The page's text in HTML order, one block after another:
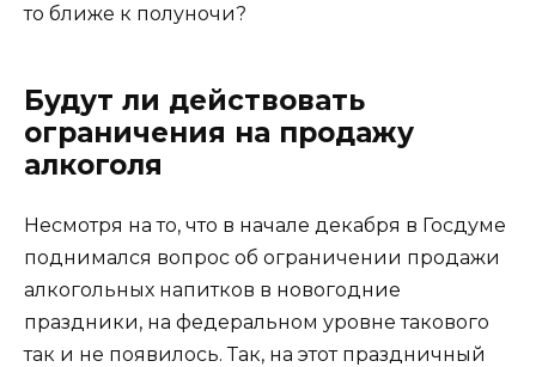
то ближе к полуночи?
Будут ли действовать
ограничения на продажу
алкоголя
Несмотря на то, что в начале декабря в Госдуме
поднимался вопрос об ограничении продажи
алкогольных напитков в новогодние
праздники, на федеральном уровне такового
так и не появилось. Так, на этот праздничный